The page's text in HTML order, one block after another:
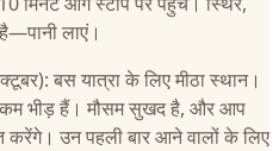
लाएं।
बस यात्रा के लिए मीठा स्थान।
कम भीड़ हैं। मौसम सुखद है, और आप
करेंगे। उन पहली बार आने वालों के लिए